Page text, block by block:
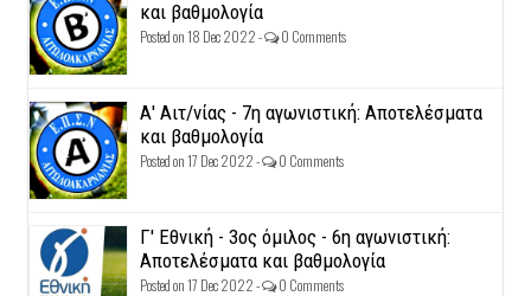
και βαθμολογία
Posted on 18 Dec 2022 - 0 Comments
Α' Αιτ/νίας - 7η αγωνιστική: Αποτελέσματα
και βαθμολογία
Posted on 17 Dec 2022 - 0 Comments
Γ' Εθνική - 3ος όμιλος - 6η αγωνιστική:
Αποτελέσματα και βαθμολογία
Posted on 17 Dec 2022 - 0 Comments